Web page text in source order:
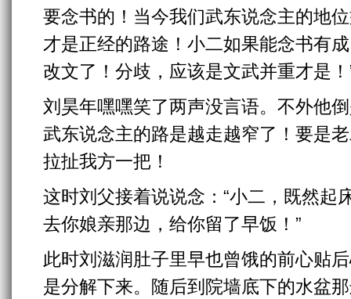
要念书的！当今我们武东说念主的地
才是正经的路途！小二如果能念书有
改文了！分歧，应该是文武并重才是！
刘昊年嘿嘿笑了两声没言语。不外他
武东说念主的路是越走越窄了！要是
拉扯我方一把！
这时刘父接着说说念：“小二，既然起
去你娘亲那边，给你留了早饭！”
此时刘滋润肚子里早也曾饿的前心贴
是分解下来。随后到院墙底下的水盆